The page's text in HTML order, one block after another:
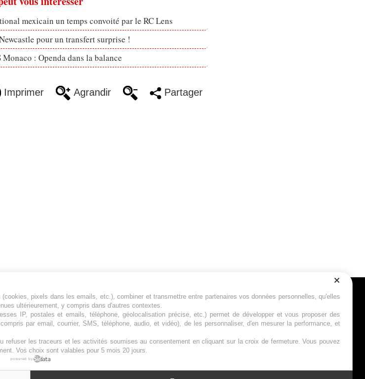
mexicain un temps convoité par le RC Lens
pour un transfert surprise !
: Openda dans la balance
Imprimer Agrandir Partager
est un média sportif qui traite
de l'actualité de la Ligue 1 et
actualités de la Ligue 2 et du
| Syndication |Powered by WM
Suivez-nous
pixels dans les emails, etc.), combiner et transmettre entre partenaires vos données personnelles, qu'elles
ultérieurement, y compris dans d'autres contextes.
IP, postales et emails, téléphone, géolocalisation précise, etc.) permet de développer et vous proposer des
par email, courrier, SMS, téléphone, audio, et vidéo), de les personnaliser, d'en mesurer la performance, et
les traceurs et les activités soumises au consentement en cliquant sur la croix de fermeture. Vous pouvez
Vos choix sont valables pour 5 mois 20 jours.
powered by